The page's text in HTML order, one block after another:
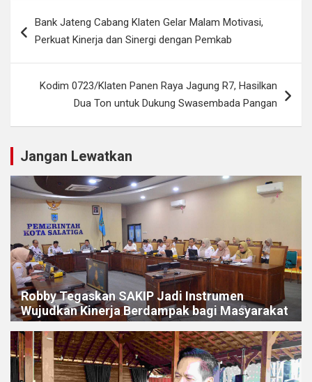
posBank Jateng Cabang Klaten Gelar Malam Motivasi,
Perkuat Kinerja dan Sinergi dengan Pemkab
Kodim 0723/Klaten Panen Raya Jagung R7, Hasilkan
Dua Ton untuk Dukung Swasembada Pangan
Jangan Lewatkan
Robby Tegaskan SAKIP Jadi Instrumen
Wujudkan Kinerja Berdampak bagi Masyarakat